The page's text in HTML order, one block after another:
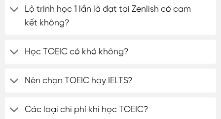
Lộ trình học 1 lần là đạt tại Zenlish có cam
kết không?
Học TOEIC có khó không?
Nên chọn TOEIC hay IELTS?
Các loại chi phí khi học TOEIC?